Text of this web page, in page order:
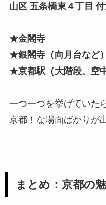
山区 五条橋東４丁目 付
★金閣寺
★銀閣寺（向月台など）
★京都駅（大階段、空
一つ一つを挙げていた
京都！な場面ばかりが
まとめ：京都の